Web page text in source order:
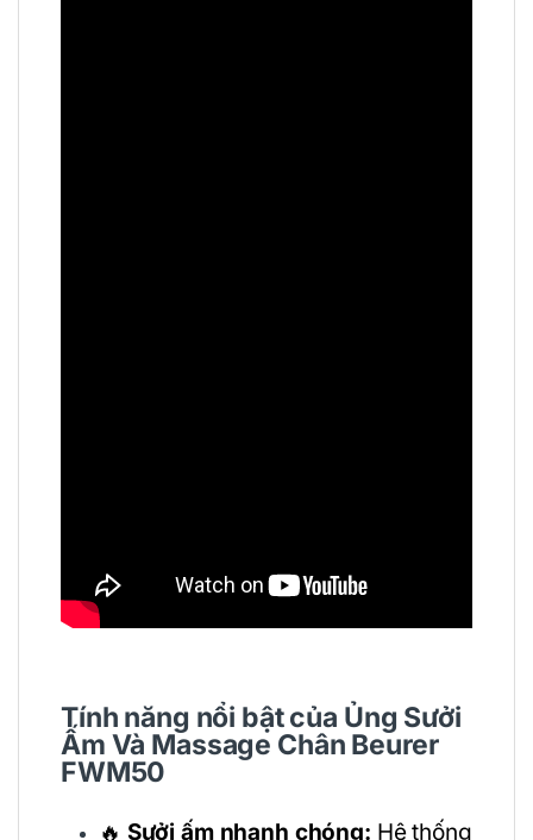
Tính năng nổi bật của Ủng Sưởi
Ấm Và Massage Chân Beurer
FWM50
🔥 Sưởi ấm nhanh chóng: Hệ thống